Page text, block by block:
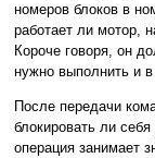
номеров блоков в
работает ли мотор,
Короче говоря, он
нужно выполнить и в
После передачи
блокировать ли
операция занимает